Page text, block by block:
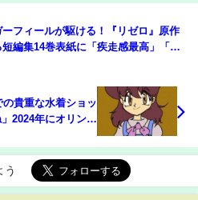
フィールが駆ける！『リゼロ』原作
編集14巻表紙に「疾走感最高」「良
貴重な水着ショッ
2024年にオリンピ
う